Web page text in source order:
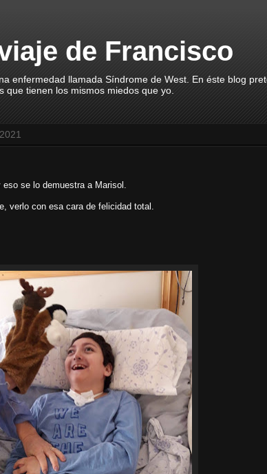
de Francisco
enfermedad llamada Síndrome de West. En éste blog
que tienen los mismos miedos que yo.
se lo demuestra a Marisol.
verlo con esa cara de felicidad total.